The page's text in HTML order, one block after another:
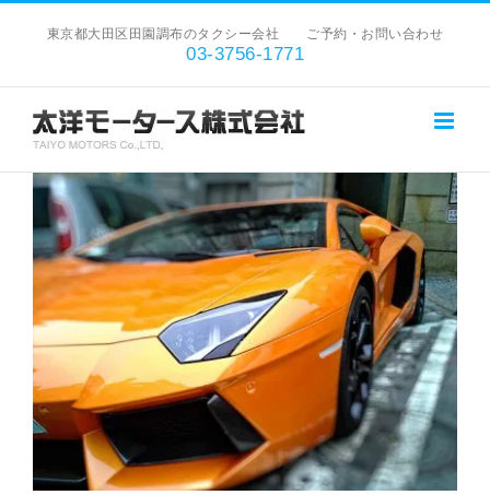
東京都大田区田園調布のタクシー会社 ご予約・お問い合わせ
03-3756-1771
View
Larger
Image